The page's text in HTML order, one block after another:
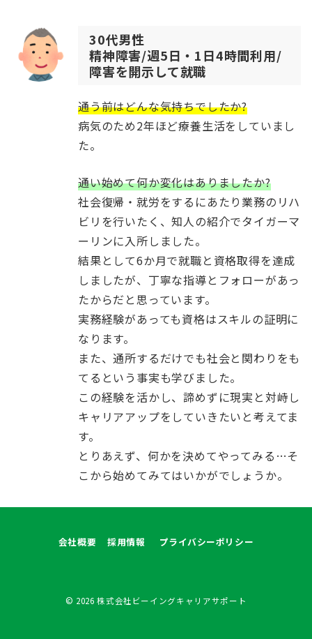
30代男性
精神障害/週5日・1日4時間利用/
障害を開示して就職
通う前はどんな気持ちでしたか?
病気のため2年ほど療養生活をしていまし
た。
通い始めて何か変化はありましたか?
社会復帰・就労をするにあたり業務のリハ
ビリを行いたく、知人の紹介でタイガーマ
ーリンに入所しました。
結果として6か月で就職と資格取得を達成
しましたが、丁寧な指導とフォローがあっ
たからだと思っています。
実務経験があっても資格はスキルの証明に
なります。
また、通所するだけでも社会と関わりをも
てるという事実も学びました。
この経験を活かし、諦めずに現実と対峙し
キャリアアップをしていきたいと考えてま
す。
とりあえず、何かを決めてやってみる…そ
こから始めてみてはいかがでしょうか。
会社概要 採用情報 プライバシーポリシー
© 2026株式会社ビーイングキャリアサポート